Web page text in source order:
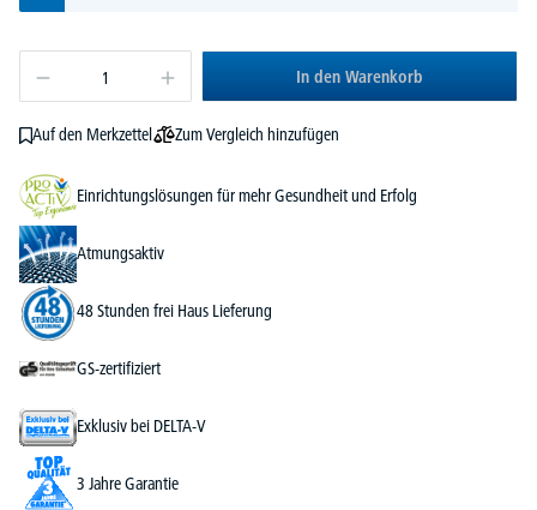
In den Warenkorb
Auf den Merkzettel Zum Vergleich hinzufügen
Einrichtungslösungen für mehr Gesundheit und Erfolg
Atmungsaktiv
48 Stunden frei Haus Lieferung
GS-zertifiziert
Exklusiv bei DELTA-V
3 Jahre Garantie